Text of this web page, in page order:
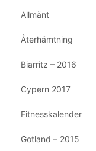
Allmänt
Återhämtning
Biarritz – 2016
Cypern 2017
Fitnesskalender
Gotland – 2015